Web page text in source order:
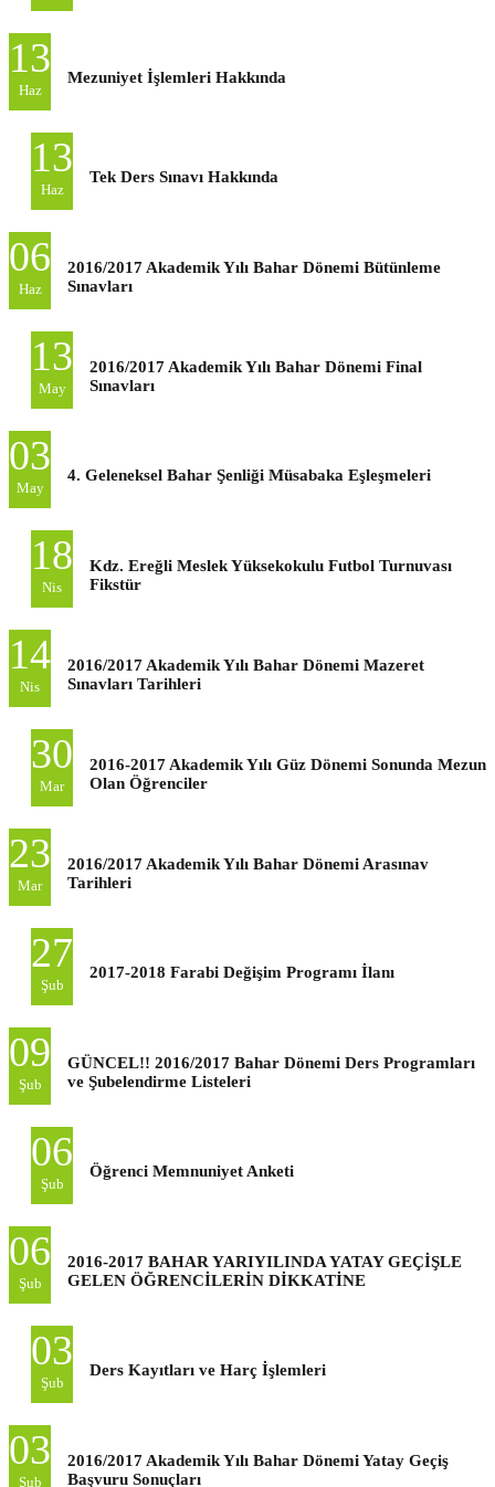
13
Haz
Mezuniyet İşlemleri Hakkında
13
Haz
Tek Ders Sınavı Hakkında
06
Haz
2016/2017 Akademik Yılı Bahar Dönemi Bütünleme
Sınavları
13
May
2016/2017 Akademik Yılı Bahar Dönemi Final
Sınavları
03
May
4. Geleneksel Bahar Şenliği Müsabaka Eşleşmeleri
18
Nis
Kdz. Ereğli Meslek Yüksekokulu Futbol Turnuvası
Fikstür
14
Nis
2016/2017 Akademik Yılı Bahar Dönemi Mazeret
Sınavları Tarihleri
30
Mar
2016-2017 Akademik Yılı Güz Dönemi Sonunda Mezun
Olan Öğrenciler
23
Mar
2016/2017 Akademik Yılı Bahar Dönemi Arasınav
Tarihleri
27
Şub
2017-2018 Farabi Değişim Programı İlanı
09
Şub
GÜNCEL!! 2016/2017 Bahar Dönemi Ders Programları
ve Şubelendirme Listeleri
06
Şub
Öğrenci Memnuniyet Anketi
06
Şub
2016-2017 BAHAR YARIYILINDA YATAY GEÇİŞLE
GELEN ÖĞRENCİLERİN DİKKATİNE
03
Şub
Ders Kayıtları ve Harç İşlemleri
03
Şub
2016/2017 Akademik Yılı Bahar Dönemi Yatay Geçiş
Başvuru Sonuçları